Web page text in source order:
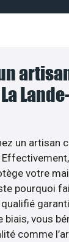
un artisan
votre
pourquoi
biais, vous
comme